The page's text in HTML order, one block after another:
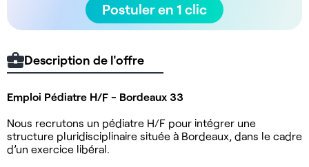
Postuler en 1 clic
Description de l'offre
Emploi Pédiatre H/F - Bordeaux 33
Nous recrutons un pédiatre H/F pour intégrer une
structure pluridisciplinaire située à Bordeaux, dans le cadre
d’un exercice libéral.